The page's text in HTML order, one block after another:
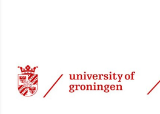
27 mrt 2024, 08:37